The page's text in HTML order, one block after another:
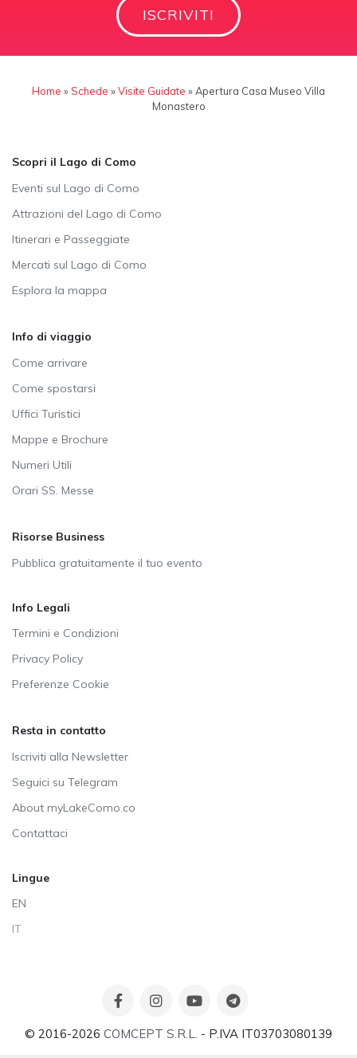
ISCRIVITI
Home »Schede »Visite Guidate »Apertura Casa Museo Villa
Monastero
Scopri il Lago di Como
Eventi sul Lago di Como
Attrazioni del Lago di Como
Itinerari e Passeggiate
Mercati sul Lago di Como
Esplora la mappa
Info di viaggio
Come arrivare
Come spostarsi
Uffici Turistici
Mappe e Brochure
Numeri Utili
Orari SS. Messe
Risorse Business
Pubblica gratuitamente il tuo evento
Info Legali
Termini e Condizioni
Privacy Policy
Preferenze Cookie
Resta in contatto
Iscriviti alla Newsletter
Seguici su Telegram
About myLakeComo.co
Contattaci
Lingue
EN
IT
© 2016-2026 COMCEPT S.R.L. - P.IVA IT03703080139